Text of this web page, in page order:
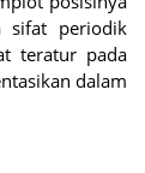
sifat periodik
teratur pada
dalam